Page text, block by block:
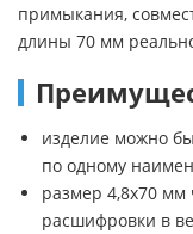
примыкания,
длины 70 мм
изделие можно
по одному
размер 4,8х70 мм
расшифровки в